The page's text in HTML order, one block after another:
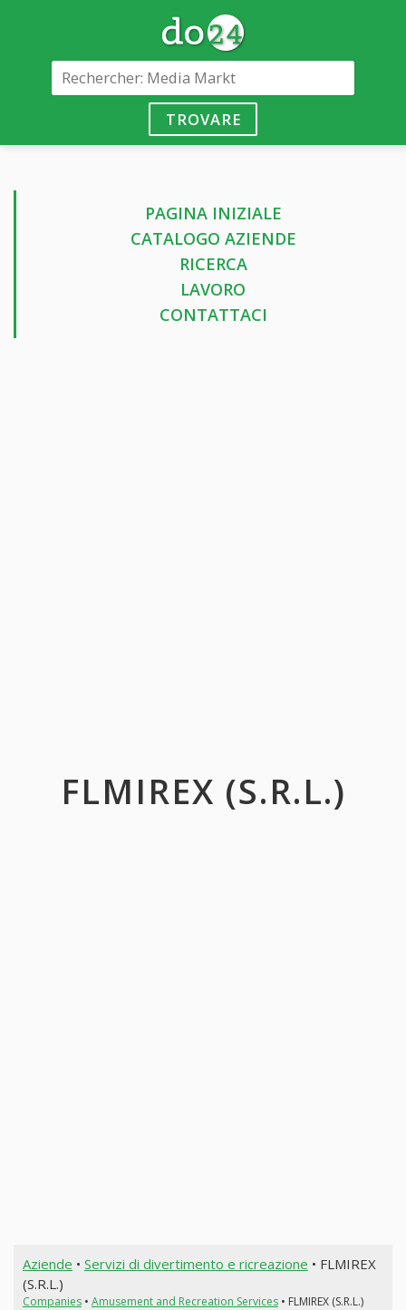
TROVARE
PAGINA INIZIALE
CATALOGO AZIENDE
RICERCA
LAVORO
CONTATTACI
FLMIREX (S.R.L.)
Aziende • Servizi di divertimento e ricreazione • FLMIREX
(S.R.L.)
Companies• Amusement and Recreation Services• FLMIREX (S.R.L.)